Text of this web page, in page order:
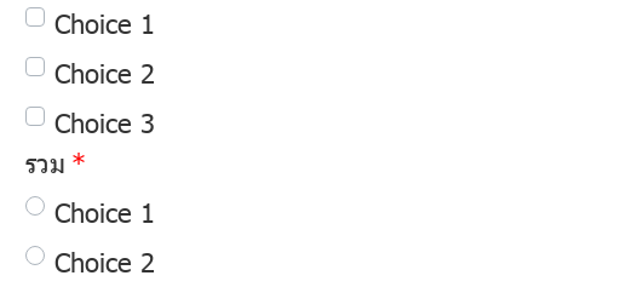
Choice 1
Choice 2
Choice 3
รวม
Choice 1
Choice 2